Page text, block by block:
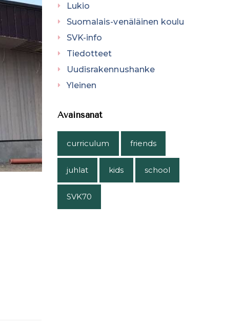
Lukio
Suomalais-venäläinen koulu
SVK-info
Tiedotteet
Uudisrakennushanke
Yleinen
Avainsanat
curriculum friends
juhlat kids school
SVK70